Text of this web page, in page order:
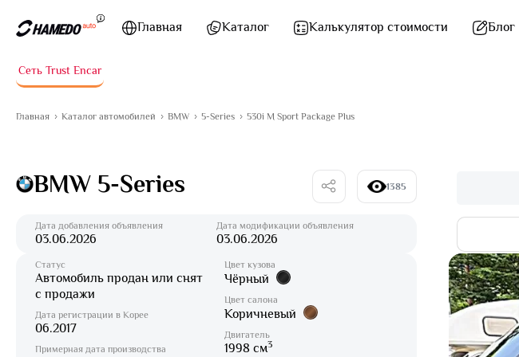
Главная
Каталог Калькулятор стоимости Блог
Сеть Trust Encar
Главная Каталог автомобилей BMW 5-Series 530i M Sport Package Plus
BMW 5-Series 1385
Дата добавления объявления
03.06.2026
Дата модификации объявления
03.06.2026
Статус
Автомобиль продан или снят
с продажи
Дата регистрации в Корее
06.2017
Примерная дата производства
Цвет кузова
Чёрный
Цвет салона
Коричневый
Двигатель
1998 см3